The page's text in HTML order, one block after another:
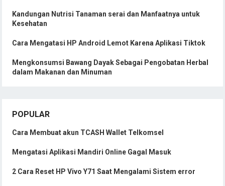
Kandungan Nutrisi Tanaman serai dan Manfaatnya untuk
Kesehatan
Cara Mengatasi HP Android Lemot Karena Aplikasi Tiktok
Mengkonsumsi Bawang Dayak Sebagai Pengobatan Herbal
dalam Makanan dan Minuman
POPULAR
Cara Membuat akun TCASH Wallet Telkomsel
Mengatasi Aplikasi Mandiri Online Gagal Masuk
2 Cara Reset HP Vivo Y71 Saat Mengalami Sistem error